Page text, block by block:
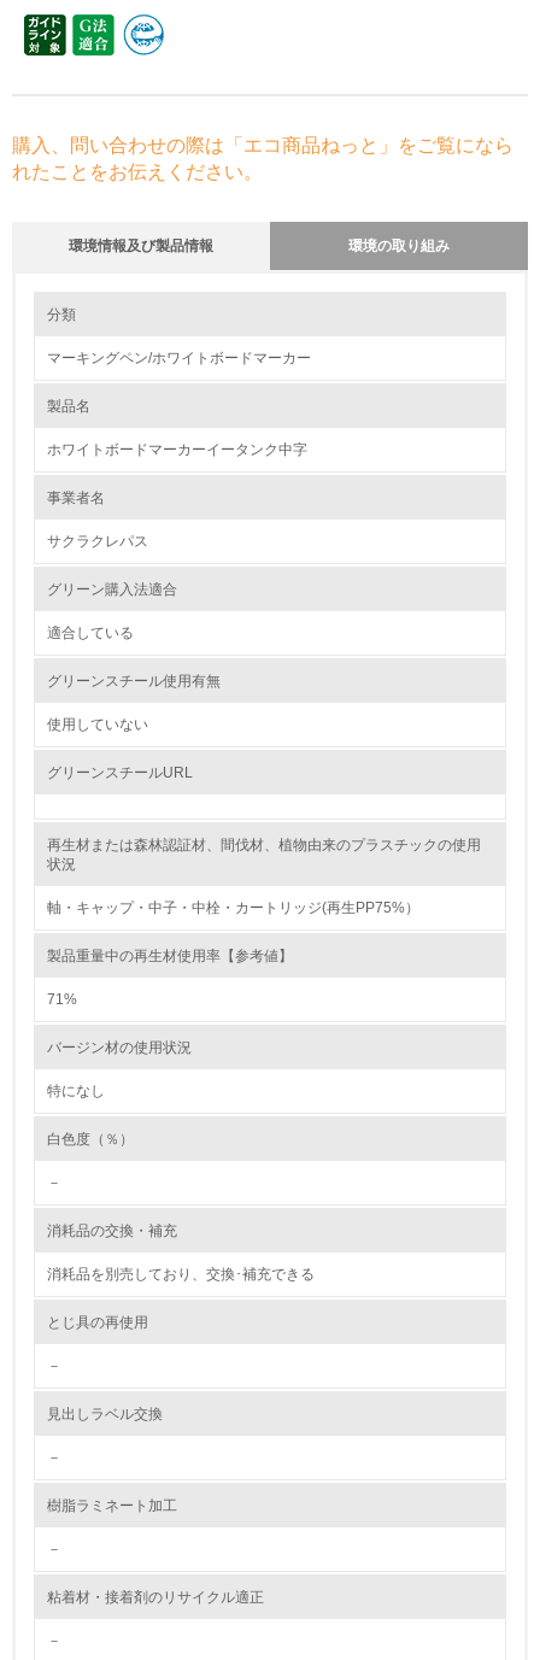
購入、問い合わせの際は「エコ商品ねっと」をご覧になら
れたことをお伝えください。
環境情報及び製品情報 環境の取り組み
1.環境取り組み体制
レベル2
5.
環境取り組み体制と成果を定期的に検証して次の活動に活
境対策を理解し、実践している
環境活動に関する規格やプログラムを導入している
第三者認証を取得している
油、ガス）の使用量削減の取り組みを行っている
<L2> 資源とエネルギーの使用量の把握をし、具体的な削
分類
マーキングペン/ホワイトボードマーカー
製品名
ホワイトボードマーカーイータンク中字
事業者名
サクラクレパス
グリーン購入法適合
適合している
グリーンスチール使用有無
使用していない
グリーンスチールURL
再生材または森林認証材、間伐材、植物由来のプラスチックの使用
状況
軸・キャップ・中子・中栓・カートリッジ(再生PP75%）
製品重量中の再生材使用率【参考値】
71%
バージン材の使用状況
特になし
白色度（％）
－
消耗品の交換・補充
消耗品を別売しており、交換･補充できる
とじ具の再使用
－
見出しラベル交換
－
樹脂ラミネート加工
－
粘着材・接着剤のリサイクル適正
－